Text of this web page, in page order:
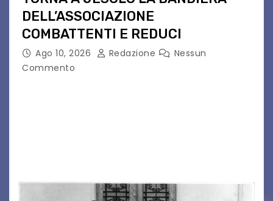
DELL’ASSOCIAZIONE
COMBATTENTI E REDUCI
Ago 10, 2026 Redazione
Nessun
Commento